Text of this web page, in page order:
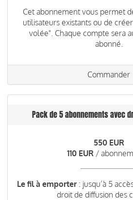
Cet abonnement vous permet
utilisateurs existants ou de
volée". Chaque compte sera
abonné.
Commander
Pack de 5 abonnements avec
550 EUR
110 EUR /
Le fil à emporter: jusqu’à 5
droit de diffusion des